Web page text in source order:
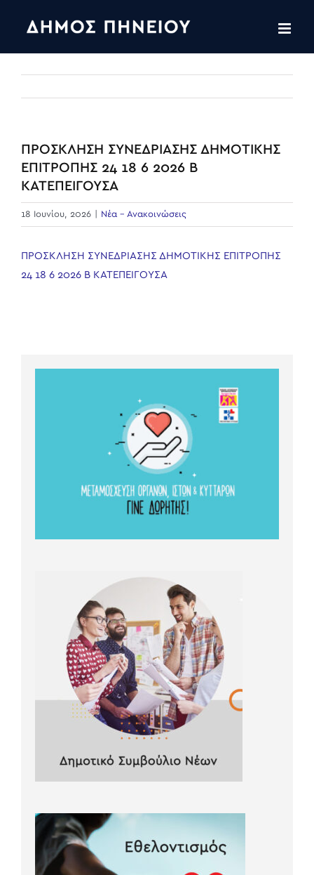
ΠΡΟΣΚΛΗΣΗ ΣΥΝΕΔΡΙΑΣΗΣ ΔΗΜΟΤΙΚΗΣ
ΕΠΙΤΡΟΠΗΣ 24 18 6 2026 Β
ΚΑΤΕΠΕΙΓΟΥΣΑ
18 Ιουνίου, 2026 Νέα - Ανακοινώσεις
ΠΡΟΣΚΛΗΣΗ ΣΥΝΕΔΡΙΑΣΗΣ ΔΗΜΟΤΙΚΗΣ ΕΠΙΤΡΟΠΗΣ
24 18 6 2026 Β ΚΑΤΕΠΕΙΓΟΥΣΑ